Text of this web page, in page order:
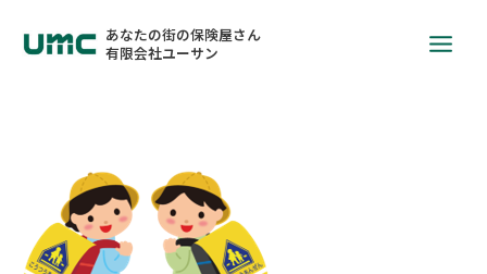
あなたの街の保険屋さん
有限会社ユーサン